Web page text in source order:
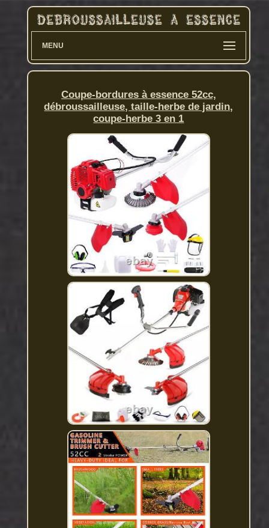
MENU
Coupe-bordures à essence 52cc,
débroussailleuse, taille-herbe de jardin,
coupe-herbe 3 en 1